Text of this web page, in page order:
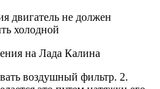
двигатель не должен
холодной
на Лада Калина
воздушный фильтр. 2.